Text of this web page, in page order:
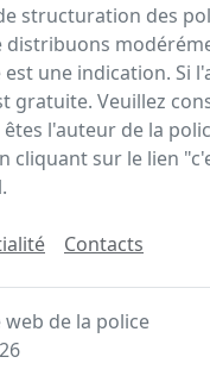
structuration des
une indication. Si
gratuite. Veuillez
l'auteur de la
sur le lien
Contacts
de la police